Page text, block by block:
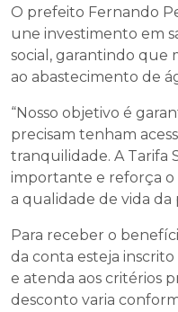
O prefeito Fernando
une investimento em
social, garantindo que
ao abastecimento de
“Nosso objetivo é
precisam tenham
tranquilidade. A Tarifa
importante e reforça o
a qualidade de vida da
Para receber o
da conta esteja
e atenda aos critérios
desconto varia